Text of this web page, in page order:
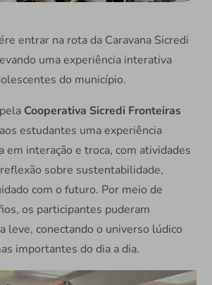
entrar na rota da Caravana Sicredi
uma experiência interativa
do município.
Cooperativa Sicredi Fronteiras
estudantes uma experiência
em interação e troca, com atividades
sobre sustentabilidade,
com o futuro. Por meio de
os participantes puderam
leve, conectando o universo lúdico
importantes do dia a dia.